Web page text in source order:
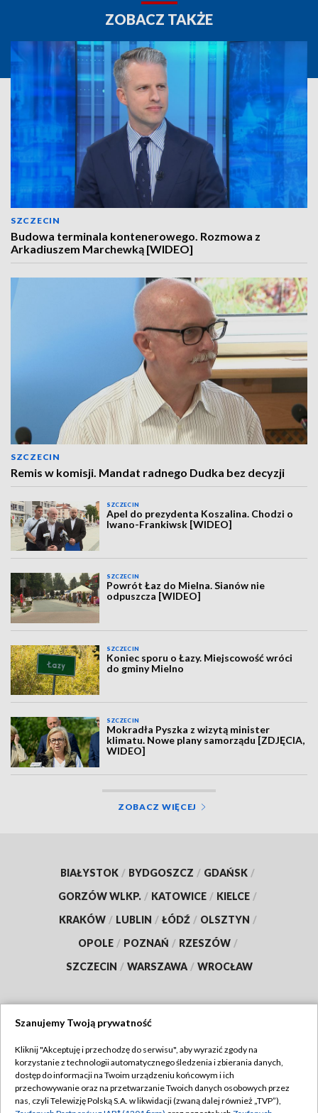
ZOBACZ TAKŻE
SZCZECIN
Budowa terminala kontenerowego. Rozmowa z
Arkadiuszem Marchewką [WIDEO]
SZCZECIN
Remis w komisji. Mandat radnego Dudka bez decyzji
SZCZECIN
Apel do prezydenta Koszalina. Chodzi o
Iwano-Frankiwsk [WIDEO]
SZCZECIN
Powrót Łaz do Mielna. Sianów nie
odpuszcza [WIDEO]
SZCZECIN
Koniec sporu o Łazy. Miejscowość wróci
do gminy Mielno
SZCZECIN
Mokradła Pyszka z wizytą minister
klimatu. Nowe plany samorządu [ZDJĘCIA,
WIDEO]
ZOBACZ WIĘCEJ
BIAŁYSTOK / BYDGOSZCZ / GDAŃSK /
GORZÓW WLKP. / KATOWICE / KIELCE /
KRAKÓW / LUBLIN / ŁÓDŹ / OLSZTYN /
OPOLE / POZNAŃ / RZESZÓW /
SZCZECIN / WARSZAWA / WROCŁAW
TVP
Abonament TVP
Regulamin TVP
Szanujemy Twoją prywatność
Kliknij "Akceptuję i przechodzę do serwisu", aby wyrazić zgody na
korzystanie z technologii automatycznego śledzenia i zbierania danych,
dostęp do informacji na Twoim urządzeniu końcowym i ich
przechowywanie oraz na przetwarzanie Twoich danych osobowych przez
nas, czyli Telewizję Polską S.A. w likwidacji (zwaną dalej również „TVP”),